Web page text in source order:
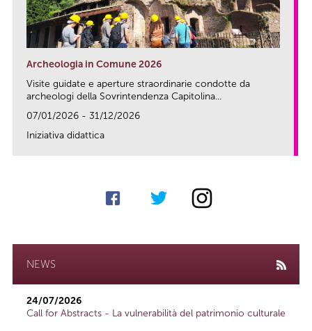
Archeologia in Comune 2026
Visite guidate e aperture straordinarie condotte da
archeologi della Sovrintendenza Capitolina...
07/01/2026 - 31/12/2026
Iniziativa didattica
NEWS
24/07/2026
Call for Abstracts - La vulnerabilità del patrimonio culturale